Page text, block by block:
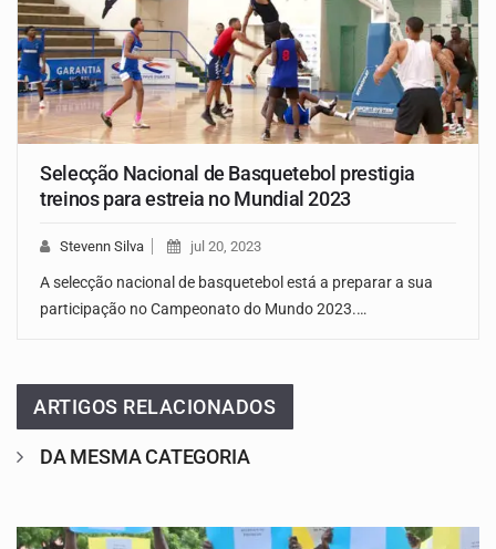
Selecção Nacional de Basquetebol prestigia
treinos para estreia no Mundial 2023
Stevenn Silva jul 20, 2023
A selecção nacional de basquetebol está a preparar a sua
participação no Campeonato do Mundo 2023.…
ARTIGOS RELACIONADOS
DA MESMA CATEGORIA